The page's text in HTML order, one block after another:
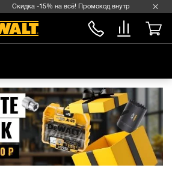
Скидка -15% на всё! Промокод внутри →